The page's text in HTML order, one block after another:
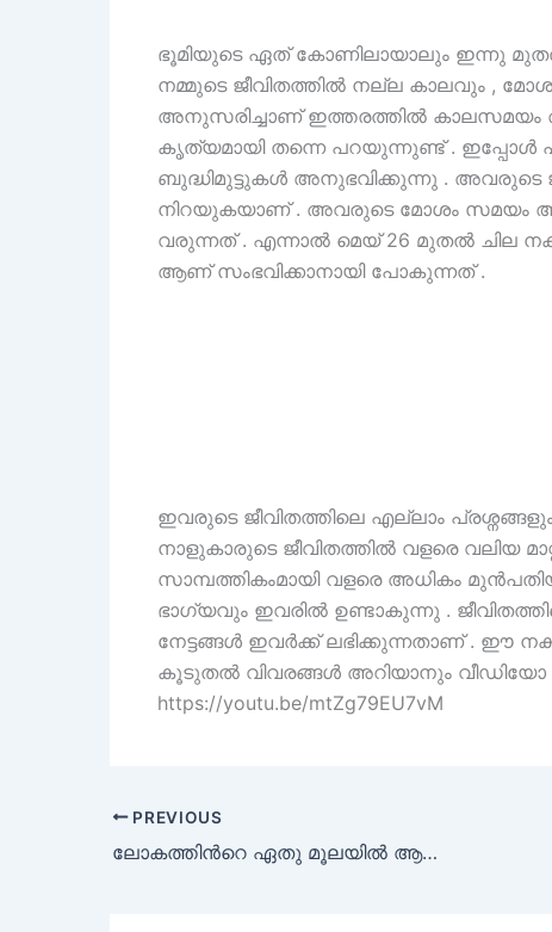
ഭൂമിയുടെ ഏത് കോണിലായാലും ഇന്നു
നമ്മുടെ ജീവിതത്തിൽ നല്ല കാലവും ,
അനുസരിച്ചാണ് ഇത്തരത്തിൽ കാലസമയം
കൃത്യമായി തന്നെ പറയുന്നുണ്ട് . ഇപ്പോൾ
ബുദ്ധിമുട്ടുകൾ അനുഭവിക്കുന്നു . അവരുടെ
നിറയുകയാണ് . അവരുടെ മോശം സമയം
വരുന്നത് . എന്നാൽ മെയ് 26 മുതൽ ചില
ആണ് സംഭവിക്കാനായി പോകുന്നത് .
ഇവരുടെ ജീവിതത്തിലെ എല്ലാം
നാളുകാരുടെ ജീവിതത്തിൽ വളരെ വലിയ
സാമ്പത്തികംമായി വളരെ അധികം
ഭാഗ്യവും ഇവരിൽ ഉണ്ടാകുന്നു .
നേട്ടങ്ങൾ ഇവർക്ക് ലഭിക്കുന്നതാണ് . ഈ
കൂടുതൽ വിവരങ്ങൾ അറിയാനും വീഡിയോ
https://youtu.be/mtZg79EU7vM
PREVIOUS
ലോകത്തിൻറെ ഏതു മൂലയിൽ ആണെങ്കിലും ഈ നാളുകാർക്ക് ഞെട്ടിക്കുന്ന മഹാഭാഗ്യം വരുന്നു .